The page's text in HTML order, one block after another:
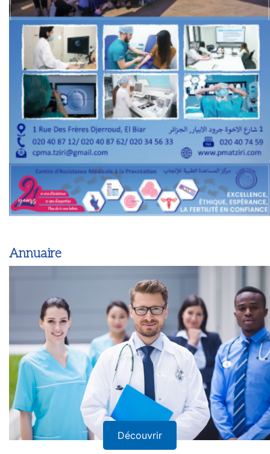
Annuaire
Découvrir